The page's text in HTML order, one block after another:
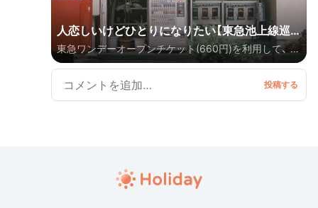
人恋しいけどひとりになりたい【東急池上線巡
り】
東急ワンデーオープンチケット(660円)を利用して、 東
急池上線をぶらーりしてきました〜〜。 ぬくもりを感
じる街ばかり🐕🌿 平日は働いたし、休日なにしよ〜家
にいるのもなあ… 少しアクティブに！なんて思いついた